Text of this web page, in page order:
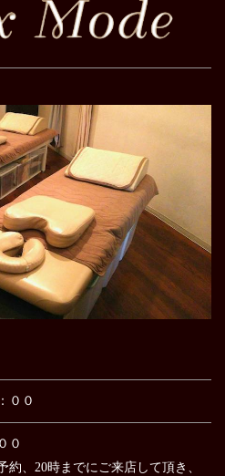
：００
０
、20時までにご来店して頂き、